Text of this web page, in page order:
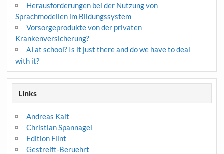
Herausforderungen bei der Nutzung von
Sprachmodellen im Bildungssystem
Vorsorgeprodukte von der privaten
Krankenversicherung?
AI at school? Is it just there and do we have to deal
with it?
Links
Andreas Kalt
Christian Spannagel
Edition Flint
Gestreift-Beruehrt